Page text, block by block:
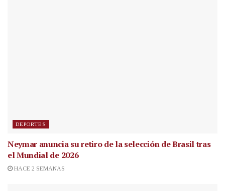
DEPORTES
Neymar anuncia su retiro de la selección de Brasil tras
el Mundial de 2026
HACE 2 SEMANAS